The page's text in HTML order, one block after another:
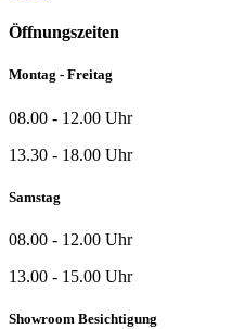
Öffnungszeiten
Montag - Freitag
08.00 - 12.00 Uhr
13.30 - 18.00 Uhr
Samstag
08.00 - 12.00 Uhr
13.00 - 15.00 Uhr
Showroom Besichtigung